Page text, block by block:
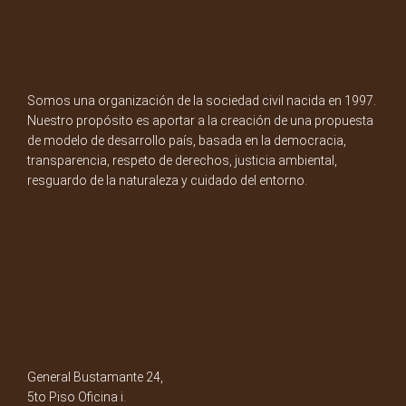
Somos una organización de la sociedad civil nacida en 1997.
Nuestro propósito es aportar a la creación de una propuesta
de modelo de desarrollo país, basada en la democracia,
transparencia, respeto de derechos, justicia ambiental,
resguardo de la naturaleza y cuidado del entorno.
General Bustamante 24,
5to Piso Oficina i.